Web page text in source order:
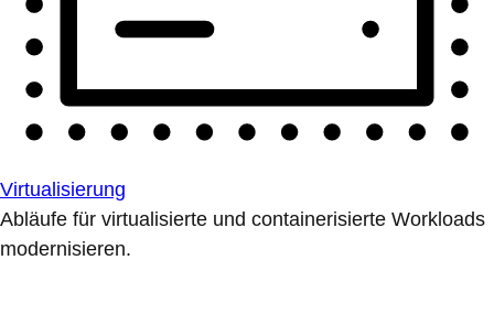
Virtualisierung
Abläufe für virtualisierte und containerisierte Workloads
modernisieren.